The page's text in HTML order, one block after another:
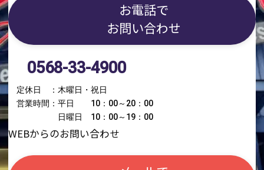
お電話で
お問い合わせ
0568-33-4900
定休日 ：木曜日・祝日
営業時間：平日 10：00～20：00
日曜日 10：00～19：00
WEBからのお問い合わせ